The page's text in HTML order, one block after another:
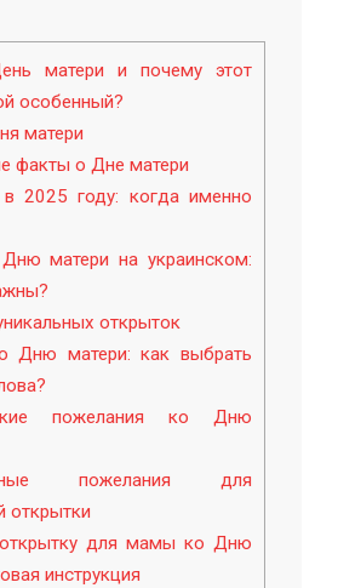
матери и почему этот
особенный?
матери
факты о Дне матери
2025 году: когда именно
матери на украинском:
открыток
Дню матери: как выбрать
пожелания ко Дню
пожелания для
открытки
для мамы ко Дню
инструкция